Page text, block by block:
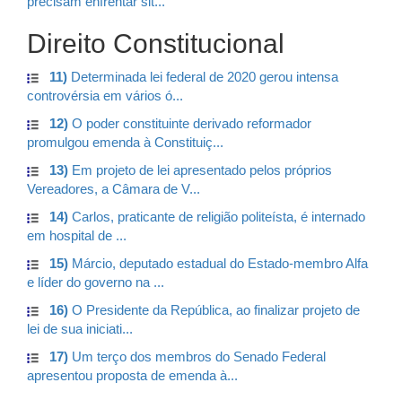
Direito Constitucional
11) Determinada lei federal de 2020 gerou intensa
controvérsia em vários ó...
12) O poder constituinte derivado reformador
promulgou emenda à Constituiç...
13) Em projeto de lei apresentado pelos próprios
Vereadores, a Câmara de V...
14) Carlos, praticante de religião politeísta, é internado
em hospital de ...
15) Márcio, deputado estadual do Estado-membro Alfa
e líder do governo na ...
16) O Presidente da República, ao finalizar projeto de
lei de sua iniciati...
17) Um terço dos membros do Senado Federal
apresentou proposta de emenda à...